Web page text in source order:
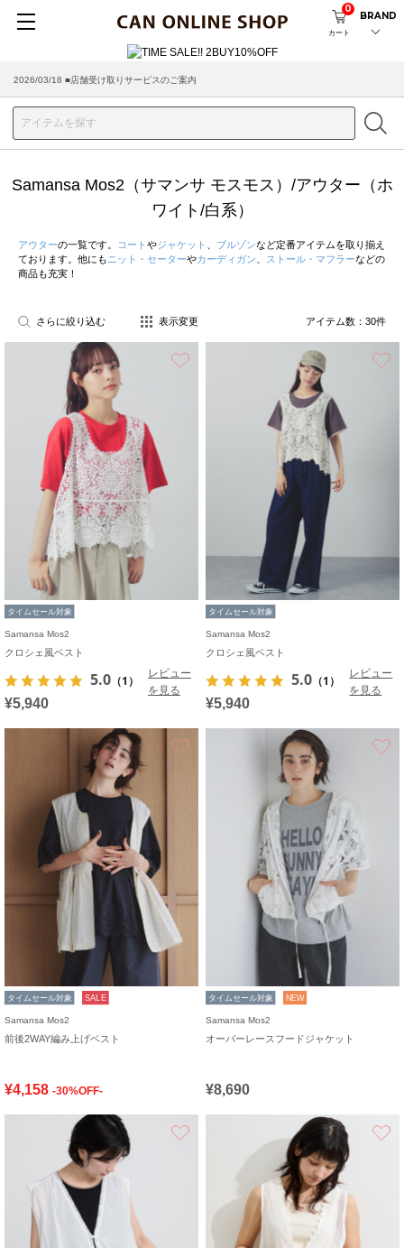
カート
0
BRAND
2026/08/04 ■8/13(木)AM2:00～サイトメンテナンス実施のお知らせ
Samansa Mos2（サマンサ モスモス）/アウター（ホ
ワイト/白系）
アウターの一覧です。 コート やジャケット ブルゾンなど定番アイテムを取り揃え
ております。他にも ニット・セーターやカーディガン ストール・マフラーなどの
商品も充実！
さらに絞り込む 表示変更 アイテム数： 30件
タイムセール対象
Samansa Mos2
クロシェ風ベスト
5.0 （1）
レビュー
を見る
¥5,940
タイムセール対象
Samansa Mos2
クロシェ風ベスト
5.0 （1）
レビュー
を見る
¥5,940
タイムセール対象 SALE
Samansa Mos2
前後2WAY編み上げベスト
¥4,158 -30%OFF-
タイムセール対象 NEW
Samansa Mos2
オーバーレースフードジャケット
¥8,690